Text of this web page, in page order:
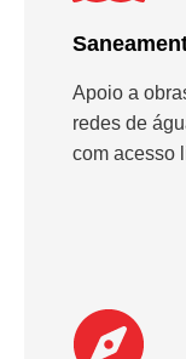
Apoio a
redes de
com acesso